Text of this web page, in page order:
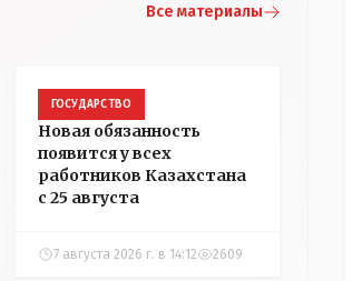
Все материалы
ГОСУДАРСТВО
Новая обязанность
появится у всех
работников Казахстана
с 25 августа
7 августа 2026 г. в 14:12 2609